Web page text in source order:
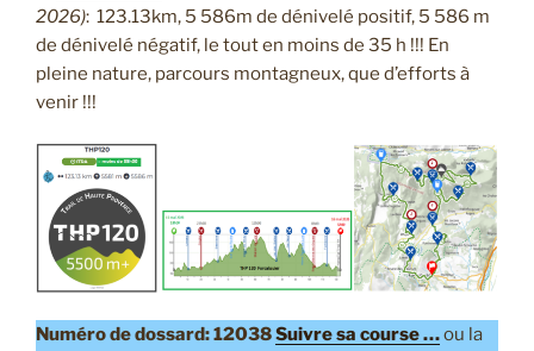
2026): 123.13km, 5 586m de dénivelé positif, 5 586 m
de dénivelé négatif, le tout en moins de 35 h !!! En
pleine nature, parcours montagneux, que d’efforts à
venir !!!
Numéro de dossard: 12038Suivre sa course …ou la